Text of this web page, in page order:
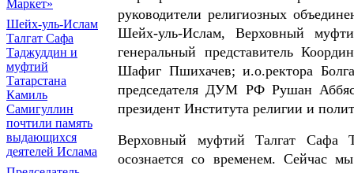
Маркет»
Шейх-уль-Ислам
Талгат Сафа
Таджуддин и
муфтий
Татарстана
Камиль
Самигуллин
почтили память
выдающихся
деятелей Ислама
руководители религиозных
Шейх-уль-Ислам, Верховный
генеральный представитель
Шафиг Пшихачев; и.о.ректора
председателя ДУМ РФ Рушан
президент Института религии и
Верховный муфтий Талгат Сафа
осознается со временем. Сейчас